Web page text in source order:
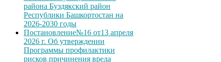
района Буздякский район
Республики Башкортостан на
2026-2030 годы
Постановление№16 от13 апреля
2026 г. Об утверждении
Программы профилактики
рисков причинения вреда